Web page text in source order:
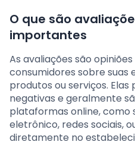
O que são
importantes
As avaliações são
consumidores sobre suas
produtos ou serviços.
negativas e geralmente
plataformas online, como
eletrônico, redes sociais,
diretamente no